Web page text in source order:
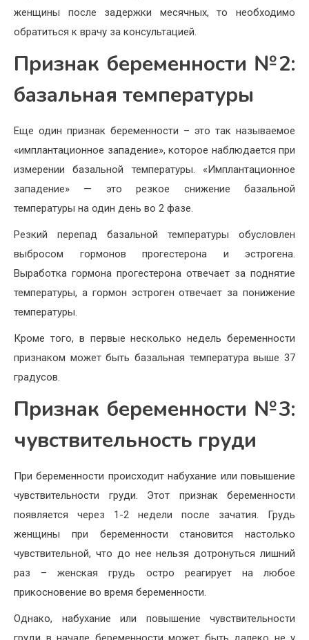
женщины после задержки месячных, то необходимо
обратиться к врачу за консультацией.
Признак беременности №2:
базальная температуры
Еще один признак беременности – это так называемое
«имплантационное западение», которое наблюдается при
измерении базальной температуры. «Имплантационное
западение» — это резкое снижение базальной
температуры на один день во 2 фазе.
Резкий перепад базальной температуры обусловлен
выбросом гормонов прогестерона и эстрогена.
Выработка гормона прогестерона отвечает за поднятие
температуры, а гормон эстроген отвечает за понижение
температуры.
Кроме того, в первые несколько недель беременности
признаком может быть базальная температура выше 37
градусов.
Признак беременности №3:
чувствительность груди
При беременности происходит набухание или повышение
чувствительности груди. Этот признак беременности
появляется через 1-2 недели после зачатия. Грудь
женщины при беременности становится настолько
чувствительной, что до нее нельзя дотронуться лишний
раз – женская грудь остро реагирует на любое
прикосновение во время беременности.
Однако, набухание или повышение чувствительности